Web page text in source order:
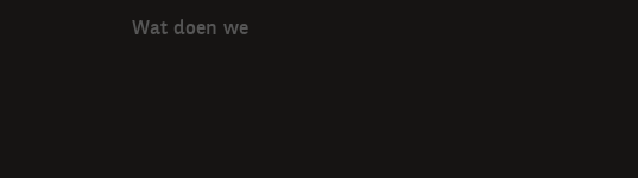
Wat doen we